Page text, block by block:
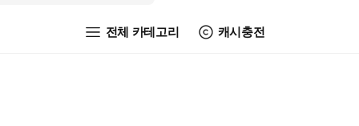
전체 카테고리 캐시충전